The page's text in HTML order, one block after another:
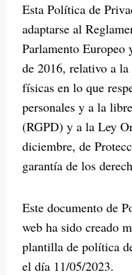
Esta Política de
adaptarse al
Parlamento
de 2016, relativo a
físicas en lo que
personales y a la
(RGPD) y a la Ley
diciembre, de
garantía de los
Este documento de
web ha sido creado
plantilla de política
el día 11/05/2023.